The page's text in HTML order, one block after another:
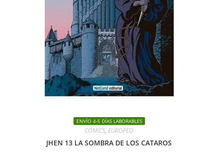
ENVÍO 4-5 DÍAS LABORABLES
CÓMICS, EUROPEO
JHEN 13 LA SOMBRA DE LOS CATAROS